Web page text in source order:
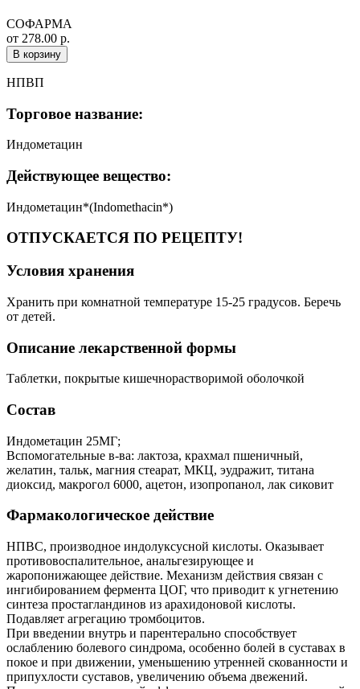
СОФАРМА
от 278.00 р.
В корзину
НПВП
Торговое название:
Индометацин
Действующее вещество:
Индометацин*(Indomethacin*)
ОТПУСКАЕТСЯ ПО РЕЦЕПТУ!
Условия хранения
Хранить при комнатной температуре 15-25 градусов. Беречь
от детей.
Описание лекарственной формы
Таблетки, покрытые кишечнорастворимой оболочкой
Состав
Индометацин 25МГ;
Вспомогательные в-ва: лактоза, крахмал пшеничный,
желатин, тальк, магния стеарат, МКЦ, эудражит, титана
диоксид, макрогол 6000, ацетон, изопропанол, лак сиковит
Фармакологическое действие
НПВС, производное индолуксусной кислоты. Оказывает
противовоспалительное, анальгезирующее и
жаропонижающее действие. Механизм действия связан с
ингибированием фермента ЦОГ, что приводит к угнетению
синтеза простагландинов из арахидоновой кислоты.
Подавляет агрегацию тромбоцитов.
При введении внутрь и парентерально способствует
ослаблению болевого синдрома, особенно болей в суставах в
покое и при движении, уменьшению утренней скованности и
припухлости суставов, увеличению объема двежений.